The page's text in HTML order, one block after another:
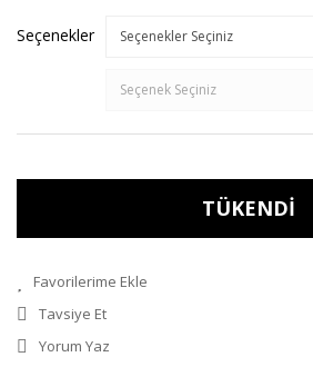
Seçenekler
TÜKENDİ
Tavsiye Et
Yorum Yaz